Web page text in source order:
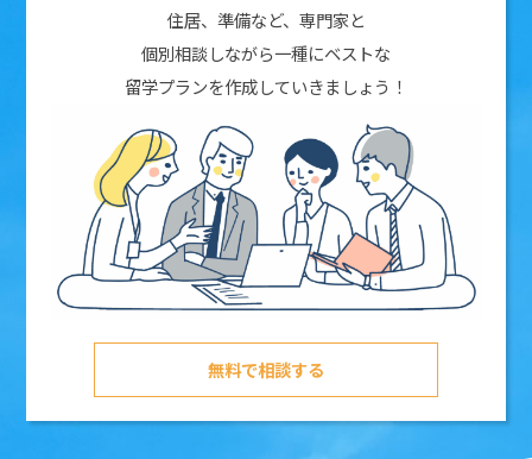
住居、準備など、専門家と
個別相談しながら一種にベストな
留学プランを作成していきましょう！
無料で相談する